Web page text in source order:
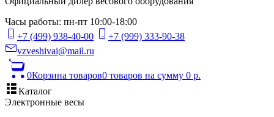
Часы работы: пн-пт 10:00-18:00
+7 (499) 938-40-00
+7 (999) 333-90-38
vzveshivai@mail.ru
0Корзина товаров0 товаров на сумму 0 р.
Каталог
Электронные весы